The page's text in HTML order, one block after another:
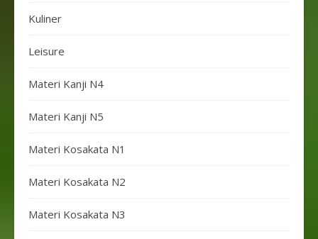
Kuliner
Leisure
Materi Kanji N4
Materi Kanji N5
Materi Kosakata N1
Materi Kosakata N2
Materi Kosakata N3